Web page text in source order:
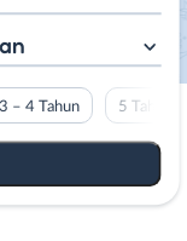
3 – 4 Tahun 5 Tahun